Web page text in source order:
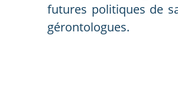
futures politiques de
gérontologues.